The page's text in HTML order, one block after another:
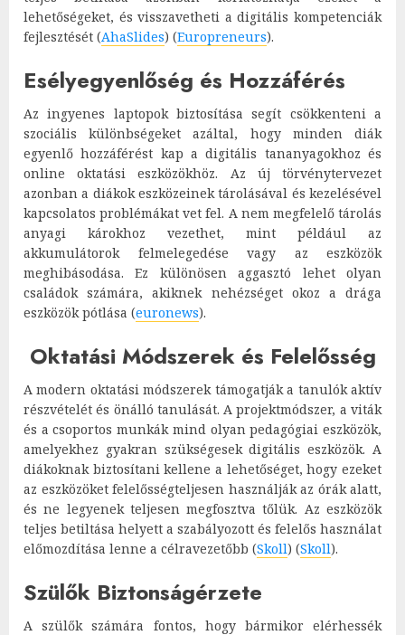
lehetőségeket, és visszavetheti a digitális kompetenciák
fejlesztését​ (AhaSlides) (Europreneurs)​.
Esélyegyenlőség és Hozzáférés
Az ingyenes laptopok biztosítása segít csökkenteni a
szociális különbségeket azáltal, hogy minden diák
egyenlő hozzáférést kap a digitális tananyagokhoz és
online oktatási eszközökhöz. Az új törvénytervezet
azonban a diákok eszközeinek tárolásával és kezelésével
kapcsolatos problémákat vet fel. A nem megfelelő tárolás
anyagi károkhoz vezethet, mint például az
akkumulátorok felmelegedése vagy az eszközök
meghibásodása. Ez különösen aggasztó lehet olyan
családok számára, akiknek nehézséget okoz a drága
eszközök pótlása​ (euronews)​.
Oktatási Módszerek és Felelősség
A modern oktatási módszerek támogatják a tanulók aktív
részvételét és önálló tanulását. A projektmódszer, a viták
és a csoportos munkák mind olyan pedagógiai eszközök,
amelyekhez gyakran szükségesek digitális eszközök. A
diákoknak biztosítani kellene a lehetőséget, hogy ezeket
az eszközöket felelősségteljesen használják az órák alatt,
és ne legyenek teljesen megfosztva tőlük. Az eszközök
teljes betiltása helyett a szabályozott és felelős használat
előmozdítása lenne a célravezetőbb​ (Skoll) (Skoll)​.
Szülők Biztonságérzete
A szülők számára fontos, hogy bármikor elérhessék